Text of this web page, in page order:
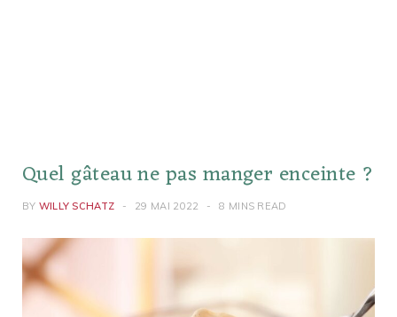
Quel gâteau ne pas manger enceinte ?
BY WILLY SCHATZ 29 MAI 2022 8 MINS READ